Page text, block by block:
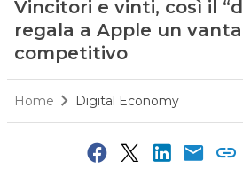
Vincitori e vinti, così il
regala a Apple un
competitivo
Home Digital Economy